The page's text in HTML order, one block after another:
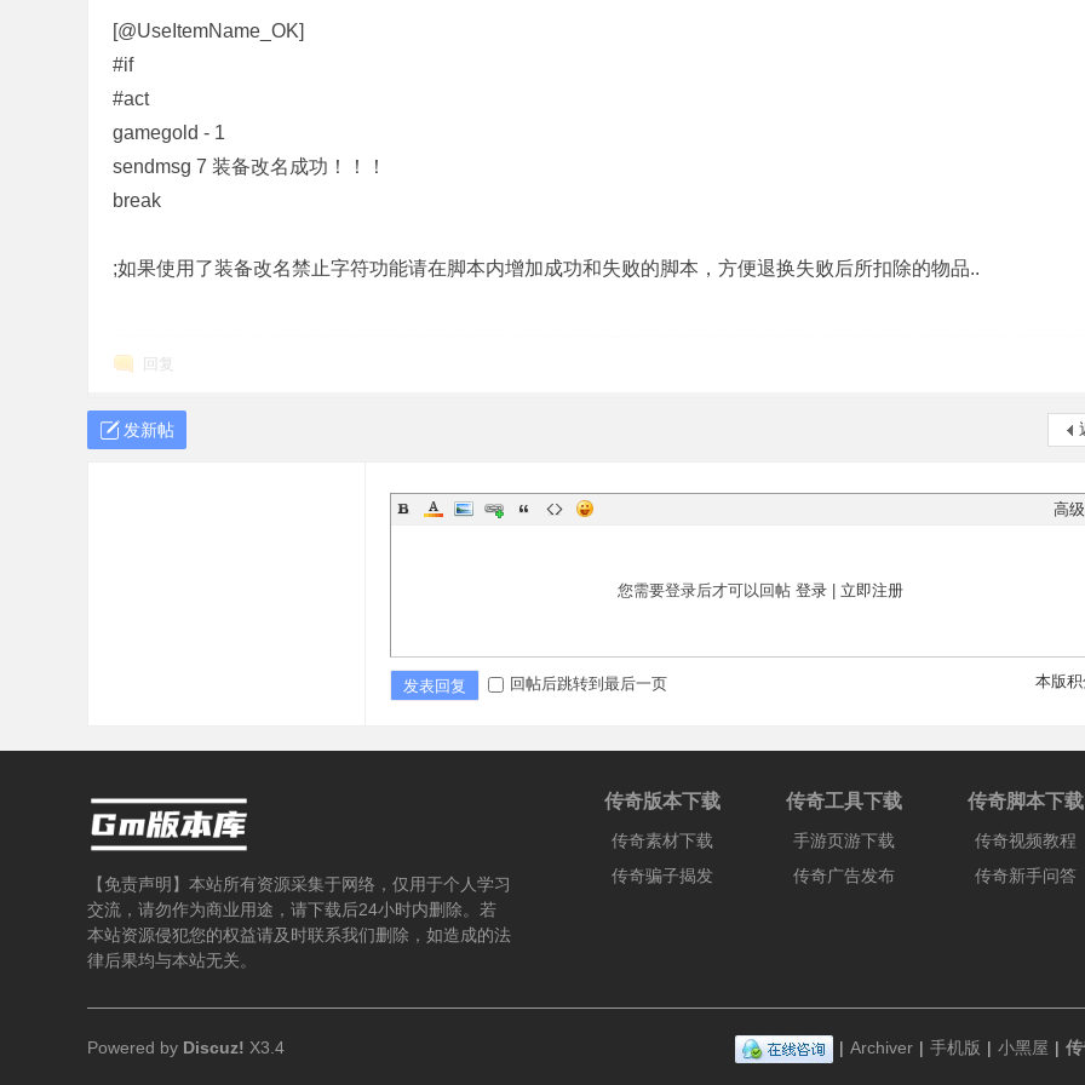
[@UseItemName_OK]
#if
#act
gamegold - 1
sendmsg 7 装备改名成功！！！
break
;如果使用了装备改名禁止字符功能请在脚本内增加成功和失败的脚本，方便退换失败后所扣除的物品..
回复
发新帖
高
您需要登录后才可以回帖 登录| 立即注册
本版积
发表回复 回帖后跳转到最后一页
【免责声明】本站所有资源采集于网络，仅用于个人学习
交流，请勿作为商业用途，请下载后24小时内删除。若
本站资源侵犯您的权益请及时联系我们删除，如造成的法
律后果均与本站无关。
传奇版本下载
传奇素材下载
传奇骗子揭发
传奇工具下载
手游页游下载
传奇广告发布
传奇脚本下载
传奇视频教程
传奇新手问答
| Archiver | 手机版 | 小黑屋 |
Powered by Discuz! X3.4